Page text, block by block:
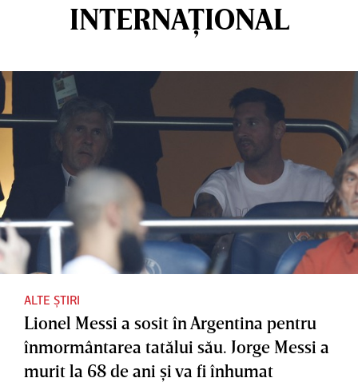
INTERNAȚIONAL
ALTE ȘTIRI
Lionel Messi a sosit în Argentina pentru
înmormântarea tatălui său. Jorge Messi a
murit la 68 de ani şi va fi înhumat